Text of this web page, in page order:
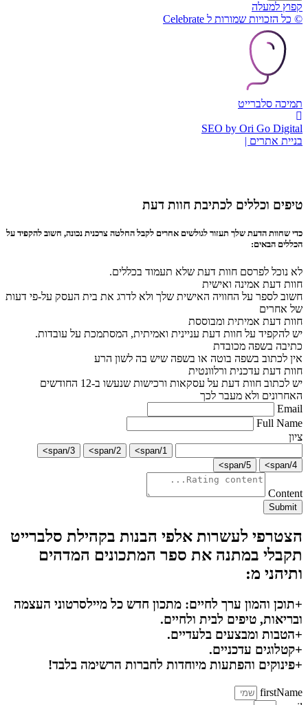
קפוץ למעלה
© כל הזכויות שמורות ל Celebrate
תמיכה סלברייט
SEO by Ori Go Digital
בניית אתרים |
טיפים וכללים לכתיבת חוות דעת
כדי שחוות הדעת שלך תעזור לגולשים אחרים לקבל החלטה צרכנית נכונה, חשוב להקפיד על
הכללים הבאים:
לא נוכל לפרסם חוות דעת שלא תעמוד בכללים.
חוות דעת אמינה ואישית
חשוב לספר על החוויה האישית שלך ולא לדרג את בית העסק על-פי דעות
של אחרים
חוות דעת אמיתית ומבוססת
יש להקפיד על חוות דעת עניינית ואמיתית, המסתמכת על עובדות.
כתיבה בשפה מכובדת
אין לכתוב בשפה בוטה או בשפה שיש בה לשון הרע
חוות דעת עדכנית ורלוונטית
יש לכתוב חוות דעת על עסקאות ורכישות שנעשו ב-12 החודשים
האחרונים ולא מעבר לכך
Email
Full Name
ציון
1/span>
2/span>
3/span>
4/span>
5/span>
Content
Submit
הצטרפי לעשרות אלפי הבנות בקהילת סלברייט
תקבלי במתנה את ספר המתכונים המדהים
ותיהני מ:
+תוכן והמון ערך לחיים: מתכון חדש כל מיילסרטוני העצמה
ובריאות, טיפים לבית ולחיים.
+הטבות ומבצעים בלעדיים.
+קטלוגים עדכניים.
+פינוקים והפתעות מיוחדות לחברות הרשימה בלבד!
firstName